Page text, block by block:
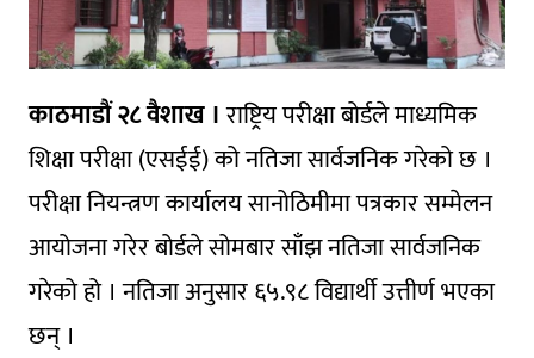
काठमाडौं २८ वैशाख ।राष्ट्रिय परीक्षा बोर्डले माध्यमिक
शिक्षा परीक्षा (एसईई) को नतिजा सार्वजनिक गरेको छ ।
परीक्षा नियन्त्रण कार्यालय सानोठिमीमा पत्रकार सम्मेलन
आयोजना गरेर बोर्डले सोमबार साँझ नतिजा सार्वजनिक
गरेको हो । नतिजा अनुसार ६५.९८ विद्यार्थी उत्तीर्ण भएका
छन् ।